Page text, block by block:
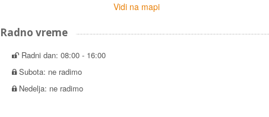
Vidi na mapi
Radno vreme
Radni dan: 08:00 - 16:00
Subota: ne radimo
Nedelja: ne radimo